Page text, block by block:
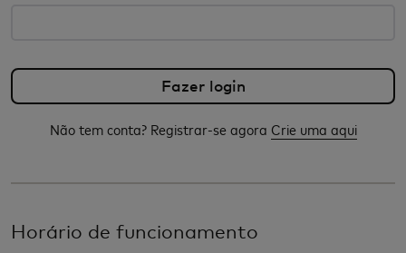
Não tem conta? Registrar-se agora Crie uma aqui
Horário de funcionamento